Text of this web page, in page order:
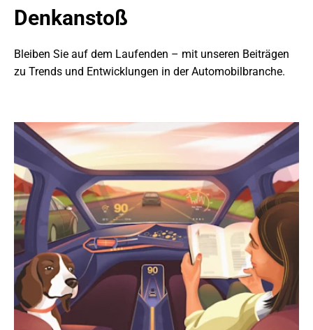
Denkanstoß
Bleiben Sie auf dem Laufenden – mit unseren Beiträgen
zu Trends und Entwicklungen in der Automobilbranche.